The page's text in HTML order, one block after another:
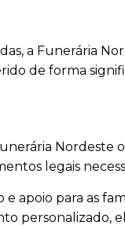
a Funerária
de forma
Nordeste
legais
apoio para as
personalizado,